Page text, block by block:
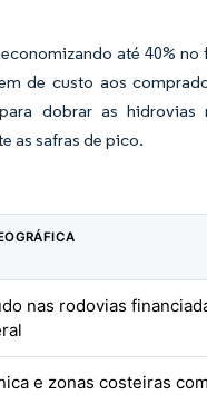
até 40%
de custo aos
dobrar as hidrovias
as safras de pico.
nas rodovias
e zonas costeiras